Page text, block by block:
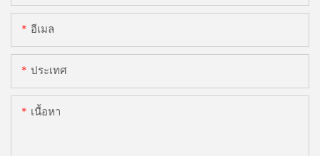
อีเมล
ประเทศ
เนื้อหา